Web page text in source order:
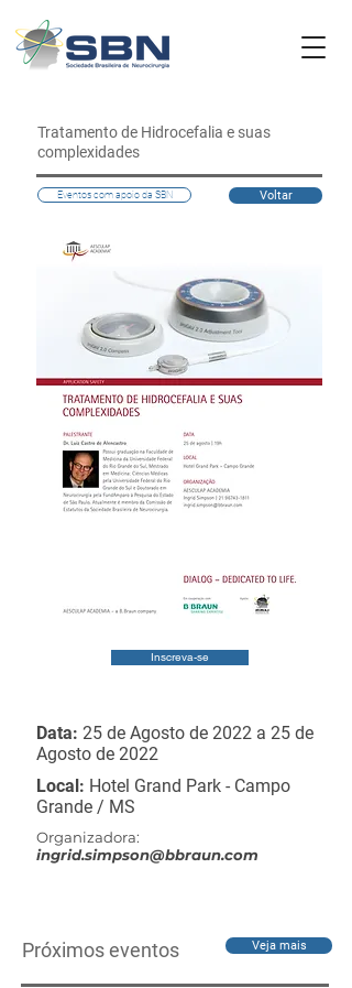
Tratamento de Hidrocefalia e suas
complexidades
Eventos com apoio da SBN Voltar
Inscreva-se
Data: 25 de Agosto de 2022 a 25 de
Agosto de 2022
Local: Hotel Grand Park - Campo
Grande / MS
Organizadora:
ingrid.simpson@bbraun.com
Próximos eventos Veja mais